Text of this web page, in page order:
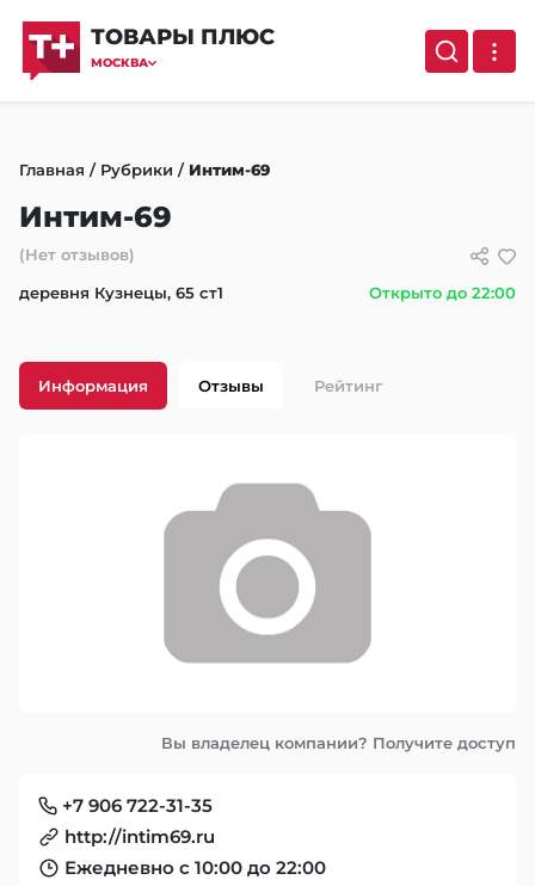
ТОВАРЫ ПЛЮС
МОСКВА
Главная / Рубрики / Интим-69
Интим-69
(Нет отзывов)
деревня Кузнецы, 65 ст1
Открыто до 22:00
Информация Отзывы Рейтинг
Вы владелец компании? Получите доступ
+7 906 722-31-35
http://intim69.ru
Ежедневно с 10:00 до 22:00